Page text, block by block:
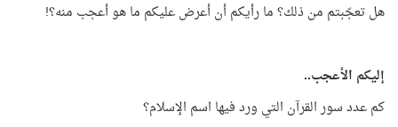
هل تعجّبتم من ذلك؟ ما رأيكم أن أعرض عليكم ما هو أعجب منه؟!
إليكم الأعجب..
كم عدد سور القرآن التي ورد فيها اسم الإسلام؟